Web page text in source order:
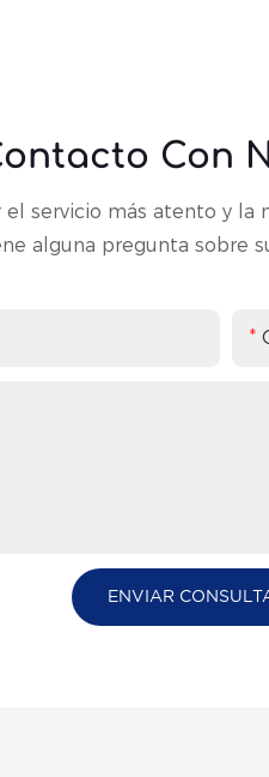
Con
servicio más atento y
alguna pregunta sobre
ENVIAR